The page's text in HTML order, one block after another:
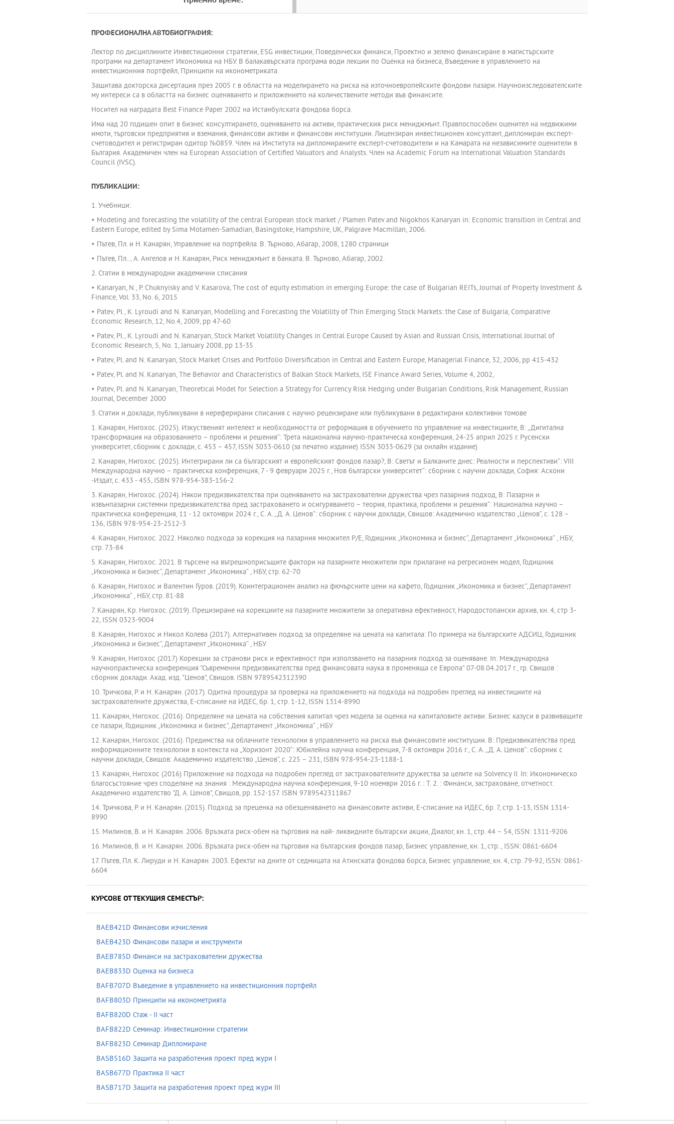
ПРОФЕСИОНАЛНА АВТОБИОГРАФИЯ:
Лектор по дисциплините Инвестиционни стратегии, ESG инвестиции, Поведенчески финанси, Проектно и зелено финансиране в магистърските
програми на департамент Икономика на НБУ. В балакавърската програма води лекции по Оценка на бизнеса, Въведение в управлението на
инвестиционния портфейл, Принципи на иконометриката.
Защитава докторска дисертация през 2005 г. в областта на моделирането на риска на източноевропейските фондови пазари. Научноизследователските
му интереси са в областта на бизнес оценяването и приложението на количествените методи във финансите.
Носител на наградата Best Finance Paper 2002 на Истанбулската фондова борса.
Има над 20 годишен опит в бизнес консултирането, оценяването на активи, практическия риск мениджмънт. Правпоспособен оценител на недвижими
имоти, търговски предприятия и вземания, финансови активи и финансови институции. Лицензиран инвестиционен консултант, дипломиран експерт-
счетоводител и регистриран одитор №0859. Член на Института на дипломираните експерт-счетоводители и на Камарата на независимите оценители в
България. Академичен член на European Association of Certified Valuators and Analysts. Член на Academic Forum на International Valuation Standards
Council (IVSC).
ПУБЛИКАЦИИ:
1. Учебници:
• Modeling and forecasting the volatility of the central European stock market / Plamen Patev and Nigokhos Kanaryan in: Economic transition in Central and
Eastern Europe, edited by Sima Motamen-Samadian, Basingstoke, Hampshire, UK, Palgrave Macmillan, 2006.
• Пътев, Пл. и Н. Канарян, Управление на портфейла. В. Търново, Абагар, 2008, 1280 страници
• Пътев, Пл.., А. Ангелов и Н. Канарян, Риск мениджмънт в банката. В. Търново, Абагар, 2002.
2. Статии в международни академични списания
• Kanaryan, N., P. Chuknyisky and V. Kasarova, The cost of equity estimation in emerging Europe: the case of Bulgarian REITs, Journal of Property Investment &
Finance, Vol. 33, No. 6, 2015
• Patev, Pl., K. Lyroudi and N. Kanaryan, Modelling and Forecasting the Volatility of Thin Emerging Stock Markets: the Case of Bulgaria, Comparative
Economic Research, 12, No.4, 2009, pp 47-60
• Patev, Pl., K. Lyroudi and N. Kanaryan, Stock Market Volatility Changes in Central Europe Caused by Asian and Russian Crisis, International Journal of
Economic Research, 5, No. 1, January 2008, pp 13-35
• Patev, Pl. and N. Kanaryan, Stock Market Crises and Portfolio Diversification in Central and Eastern Europe, Managerial Finance, 32, 2006, pp 415-432
• Patev, Pl. and N. Kanaryan, The Behavior and Characteristics of Balkan Stock Markets, ISE Finance Award Series, Volume 4, 2002,
• Patev, Pl. and N. Kanaryan, Theoretical Model for Selection a Strategy for Currency Risk Hedging under Bulgarian Conditions, Risk Management, Russian
Journal, December 2000
3. Статии и доклади, публикувани в нереферирани списания с научно рецензиране или публикувани в редактирани колективни томове
1. Канарян, Нигохос. (2025). Изкуственият интелект и необходимостта от реформация в обучението по управление на инвестициите, В: „Дигитална
трансформация на образованието – проблеми и решения“: Трета национална научно-практическа конференция, 24-25 април 2025 г. Русенски
университет, сборник с доклади, с. 453 – 457, ISSN 3033-0610 (за печатно издание) ISSN 3033-0629 (за онлайн издание)
2. Канарян, Нигохос. (2025). Интегрирани ли са българският и европейският фондов пазар?, В: Светът и Балканите днес: Реалности и перспективи“: VIII
Международна научно – практическа конференция, 7 - 9 февруари 2025 г., Нов български университет“: сборник с научни доклади, София: Аскони
-Издат, с. 433 - 455, ISBN 978-954-383-156-2
3. Канарян, Нигохос. (2024). Някои предизвикателства при оценяването на застрахователни дружества чрез пазарния подход, В: Пазарни и
извънпазарни системни предизвикателства пред застраховането и осигуряването – теория, практика, проблеми и решения“: Национална научно –
практическа конференция, 11 - 12 октомври 2024 г., С. А. „Д. А. Ценов“: сборник с научни доклади, Свищов: Академично издателство „Ценов“, с. 128 –
136, ISBN 978-954-23-2512-3
4. Канарян, Нигохос. 2022. Няколко подхода за корекция на пазарния множител Р/Е, Годишник „Икономика и бизнес“, Департамент „Икономика“ , НБУ,
стр. 73-84
5. Канарян, Нигохос. 2021. В търсене на вътрешноприсъщите фактори на пазарните множители при прилагане на регресионен модел, Годишник
„Икономика и бизнес“, Департамент „Икономика“ , НБУ, стр. 62-70
6. Канарян, Нигохос и Валентин Гуров. (2019). Коинтеграционен анализ на фючърсните цени на кафето, Годишник „Икономика и бизнес“, Департамент
„Икономика“ , НБУ, стр. 81-88
7. Канарян, Кр. Нигохос. (2019). Прецизиране на корекциите на пазарните множители за оперативна ефективност, Народостопански архив, кн. 4, стр 3-
22, ISSN 0323-9004
8. Канарян, Нигохос и Никол Колева (2017). Алтернативен подход за определяне на цената на капитала: По примера на българските АДСИЦ, Годишник
„Икономика и бизнес“, Департамент „Икономика“ , НБУ
9. Канарян, Нигохос (2017) Корекции за странови риск и ефективност при използването на пазарния подход за оценяване. In: Международна
научнопрактическа конференция "Съвременни предизвикателства пред финансовата наука в променяща се Европа" 07-08.04.2017 г., гр. Свищов :
сборник доклади. Акад. изд. "Ценов", Свищов. ISBN 9789542312390
10. Тричкова, Р. и Н. Канарян. (2017). Одитна процедура за проверка на приложението на подхода на подробен преглед на инвестициите на
застрахователните дружества, Е-списание на ИДЕС, бр. 1, стр. 1-12, ISSN 1314-8990
11. Канарян, Нигохос. (2016). Определяне на цената на собствения капитал чрез модела за оценка на капиталовите активи: Бизнес казуси в развиващите
се пазари, Годишник „Икономика и бизнес“, Департамент „Икономика“ , НБУ
12. Канарян, Нигохос. (2016). Предимства на облачните технологии в управлението на риска във финансовите институции. В: Предизвикателства пред
информационните технологии в контекста на „Хоризонт 2020“: Юбилейна научна конференция, 7-8 октомври 2016 г., С. А. „Д. А. Ценов“: сборник с
научни доклади, Свищов: Академично издателство „Ценов“, с. 225 – 231, ISBN 978-954-23-1188-1
13. Канарян, Нигохос (2016) Приложение на подхода на подробен преглед от застрахователните дружества за целите на Solvency II. In: Икономическо
благосъстояние чрез споделяне на знания : Международна научна конференция, 9-10 ноември 2016 г. : Т. 2. : Финанси, застраховане, отчетност.
Академично издателство "Д. А. Ценов", Свищов, pp. 152-157. ISBN 9789542311867
14. Тричкова, Р. и Н. Канарян. (2015). Подход за преценка на обезценяването на финансовите активи, Е-списание на ИДЕС, бр. 7, стр. 1-13, ISSN 1314-
8990
15. Милинов, В. и Н. Канарян. 2006. Връзката риск-обем на търговия на най- ликвидните български акции, Диалог, кн. 1, стр. 44 – 54, ISSN: 1311-9206
16. Милинов, В. и Н. Канарян. 2006. Връзката риск-обем на търговия на българския фондов пазар, Бизнес управление, кн. 1, стр. , ISSN: 0861-6604
17. Пътев, Пл. К. Лируди и Н. Канарян. 2003. Ефектът на дните от седмицата на Атинската фондова борса, Бизнес управление, кн. 4, стр. 79-92, ISSN: 0861-
6604
КУРСОВЕ ОТ ТЕКУЩИЯ СЕМЕСТЪР:
BAEB421D Финансови изчисления
BAEB423D Финансови пазари и инструменти
BAEB785D Финанси на застрахователни дружества
BAEB833D Оценка на бизнеса
BAFB707D Въведение в управлението на инвестиционния портфейл
BAFB803D Принципи на иконометрията
BAFB820D Стаж - II част
BAFB822D Семинар: Инвестиционни стратегии
BAFB823D Семинар Дипломиране
BASB516D Защита на разработения проект пред жури I
BASB677D Практика II част
BASB717D Защита на разработения проект пред жури III